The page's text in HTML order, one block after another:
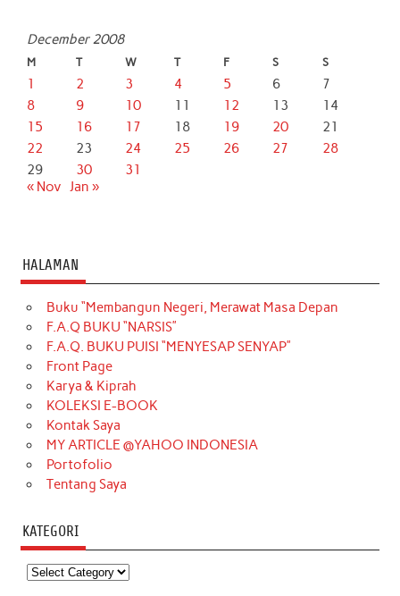
December 2008
M T W T F S S
1 2 3 4 5 6
7
8
9 10 11 12 13
14
15
16 17 18 19 20
21
22
23 24 25 26 27
28
29
30
31
« Nov Jan »
HALAMAN
Buku “Membangun Negeri, Merawat Masa Depan
F.A.Q BUKU “NARSIS”
F.A.Q. BUKU PUISI “MENYESAP SENYAP”
Front Page
Karya & Kiprah
KOLEKSI E-BOOK
Kontak Saya
MY ARTICLE @YAHOO INDONESIA
Portofolio
Tentang Saya
KATEGORI
Kategori